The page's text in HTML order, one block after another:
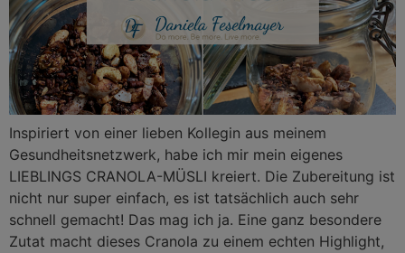
Inspiriert von einer lieben Kollegin aus meinem
Gesundheitsnetzwerk, habe ich mir mein eigenes
LIEBLINGS CRANOLA-MÜSLI kreiert. Die Zubereitung ist
nicht nur super einfach, es ist tatsächlich auch sehr
schnell gemacht! Das mag ich ja. Eine ganz besondere
Zutat macht dieses Cranola zu einem echten Highlight,